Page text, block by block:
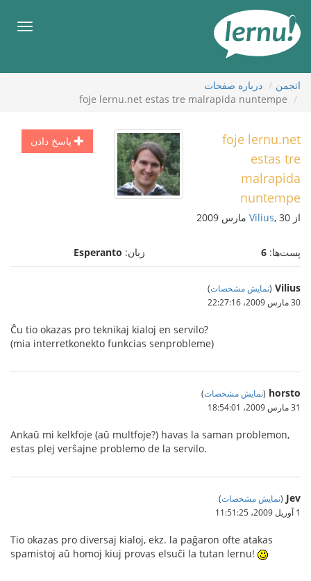
محتوا
انجمن
درباره صفحات
foje lernu.net estas tre malrapida nuntempe
پاسخ دادن
foje lernu.net
estas tre
malrapida
nuntempe
از Vilius, 30 مارس 2009
پست‌ها: 6 زبان: Esperanto
Vilius
(نمایش مشخصات)
30 مارس 2009،‏ 22:27:16
Ĉu tio okazas pro teknikaj kialoj en servilo?
(mia interretkonekto funkcias senprobleme)
horsto
(نمایش مشخصات)
31 مارس 2009،‏ 18:54:01
Ankaŭ mi kelkfoje (aŭ multfoje?) havas la saman problemon,
estas plej verŝajne problemo de la servilo.
Jev
(نمایش مشخصات)
1 آوریل 2009،‏ 11:51:25
Tio okazas pro diversaj kialoj, ekz. la paĝaron ofte atakas
spamistoj aŭ homoj kiuj provas elsuĉi la tutan lernu!